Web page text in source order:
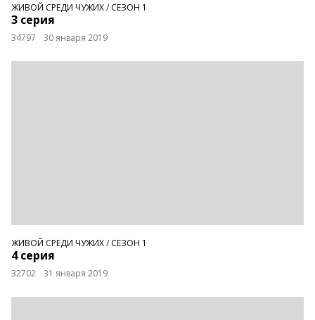
ЖИВОЙ СРЕДИ ЧУЖИХ/ СЕЗОН 1
3 серия
34797 30 января 2019
ЖИВОЙ СРЕДИ ЧУЖИХ/ СЕЗОН 1
4 серия
32702 31 января 2019